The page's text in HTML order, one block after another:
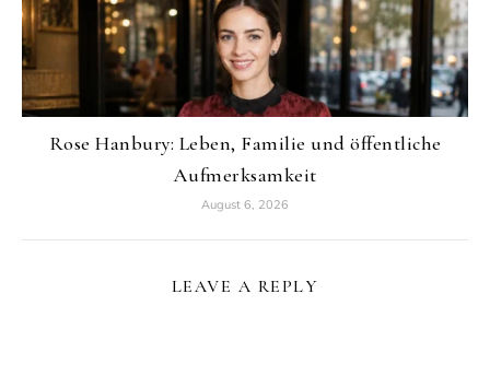
Rose Hanbury: Leben, Familie und öffentliche
Aufmerksamkeit
August 6, 2026
LEAVE A REPLY